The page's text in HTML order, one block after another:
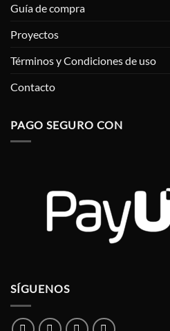
Guía de compra
Proyectos
Términos y Condiciones de uso
Contacto
PAGO SEGURO CON
SÍGUENOS